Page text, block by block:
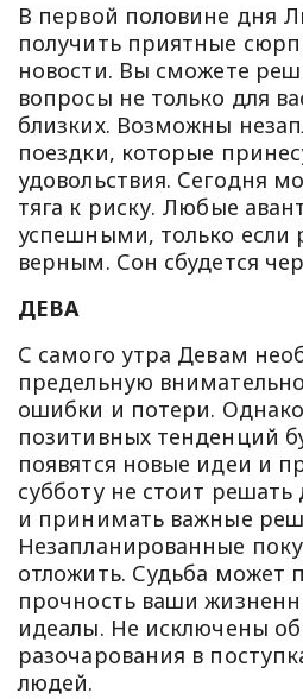
В первой половине дня
получить приятные
новости. Вы сможете
вопросы не только для
близких. Возможны
поездки, которые
удовольствия. Сегодня
тяга к риску. Любые
успешными, только если
верным. Сон сбудется
ДЕВА
С самого утра Девам
предельную
ошибки и потери.
позитивных тенденций
появятся новые идеи и
субботу не стоит
и принимать важные
Незапланированные
отложить. Судьба может
прочность ваши
идеалы. Не исключены
разочарования в
людей.